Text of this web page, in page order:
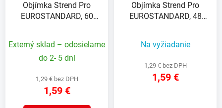
Objímka Strend Pro
EUROSTANDARD, 60
okrúhly stĺpik
Externý sklad – odosielame
do 2- 5 dní
1,29 € bez DPH
1,59 €
Objímka Strend Pro
EUROSTANDARD, 48
stĺpik
Na vyžiadanie
1,29 € bez DPH
1,59 €